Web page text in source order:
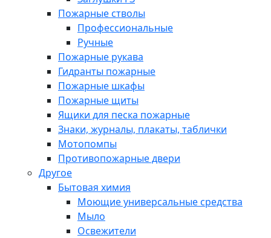
Пожарные стволы
Профессиональные
Ручные
Пожарные рукава
Гидранты пожарные
Пожарные шкафы
Пожарные щиты
Ящики для песка пожарные
Знаки, журналы, плакаты, таблички
Мотопомпы
Противопожарные двери
Другое
Бытовая химия
Моющие универсальные средства
Мыло
Освежители